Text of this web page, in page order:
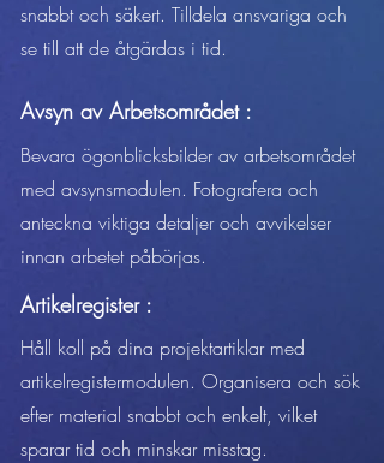
snabbt och säkert. Tilldela ansvariga och
se till att de åtgärdas i tid.
Avsyn av Arbetsområdet :
Bevara ögonblicksbilder av arbetsområdet
med avsynsmodulen. Fotografera och
anteckna viktiga detaljer och avvikelser
innan arbetet påbörjas.
Artikelregister :
Håll koll på dina projektartiklar med
artikelregistermodulen. Organisera och sök
efter material snabbt och enkelt, vilket
sparar tid och minskar misstag.